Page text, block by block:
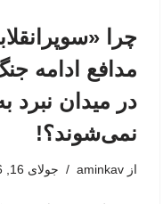
چرا
مدافع ادامه
در میدان نبرد
نمی‌شوند؟!
از aminkav جولای 16, 2026